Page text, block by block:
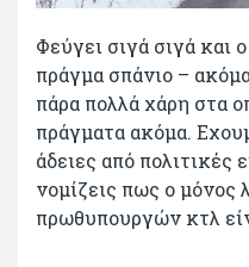
Φεύγει σιγά σιγά και
πράγμα σπάνιο –
πάρα πολλά χάρη στα
πράγματα ακόμα.
άδειες από πολιτικές
νομίζεις πως ο
πρωθυπουργών κτλ